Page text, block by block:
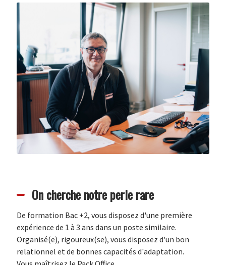
On cherche notre perle rare
De formation Bac +2, vous disposez d'une première
expérience de 1 à 3 ans dans un poste similaire.
Organisé(e), rigoureux(se), vous disposez d'un bon
relationnel et de bonnes capacités d'adaptation.